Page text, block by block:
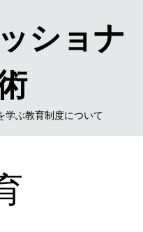
ショナ
学ぶ教育制度について